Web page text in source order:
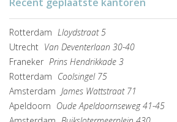
Rotterdam Lloydstraat 5
Utrecht Van Deventerlaan 30-40
Franeker Prins Hendrikkade 3
Rotterdam Coolsingel 75
Amsterdam James Wattstraat 71
Apeldoorn Oude Apeldoornseweg 41-45